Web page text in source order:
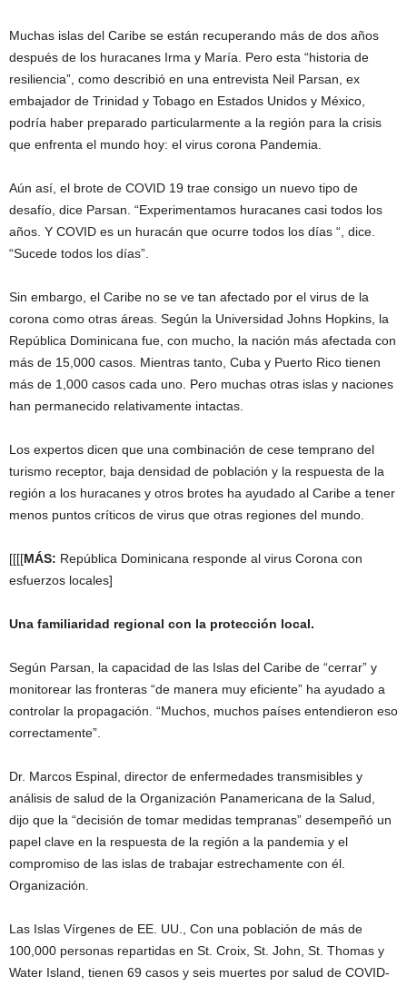
Muchas islas del Caribe se están recuperando más de dos años
después de los huracanes Irma y María. Pero esta “historia de
resiliencia”, como describió en una entrevista Neil Parsan, ex
embajador de Trinidad y Tobago en Estados Unidos y México,
podría haber preparado particularmente a la región para la crisis
que enfrenta el mundo hoy: el virus corona Pandemia.
Aún así, el brote de COVID 19 trae consigo un nuevo tipo de
desafío, dice Parsan. “Experimentamos huracanes casi todos los
años. Y COVID es un huracán que ocurre todos los días “, dice.
“Sucede todos los días”.
Sin embargo, el Caribe no se ve tan afectado por el virus de la
corona como otras áreas. Según la Universidad Johns Hopkins, la
República Dominicana fue, con mucho, la nación más afectada con
más de 15,000 casos. Mientras tanto, Cuba y Puerto Rico tienen
más de 1,000 casos cada uno. Pero muchas otras islas y naciones
han permanecido relativamente intactas.
Los expertos dicen que una combinación de cese temprano del
turismo receptor, baja densidad de población y la respuesta de la
región a los huracanes y otros brotes ha ayudado al Caribe a tener
menos puntos críticos de virus que otras regiones del mundo.
[[[[MÁS: República Dominicana responde al virus Corona con
esfuerzos locales]
Una familiaridad regional con la protección local.
Según Parsan, la capacidad de las Islas del Caribe de “cerrar” y
monitorear las fronteras “de manera muy eficiente” ha ayudado a
controlar la propagación. “Muchos, muchos países entendieron eso
correctamente”.
Dr. Marcos Espinal, director de enfermedades transmisibles y
análisis de salud de la Organización Panamericana de la Salud,
dijo que la “decisión de tomar medidas tempranas” desempeñó un
papel clave en la respuesta de la región a la pandemia y el
compromiso de las islas de trabajar estrechamente con él.
Organización.
Las Islas Vírgenes de EE. UU., Con una población de más de
100,000 personas repartidas en St. Croix, St. John, St. Thomas y
Water Island, tienen 69 casos y seis muertes por salud de COVID-